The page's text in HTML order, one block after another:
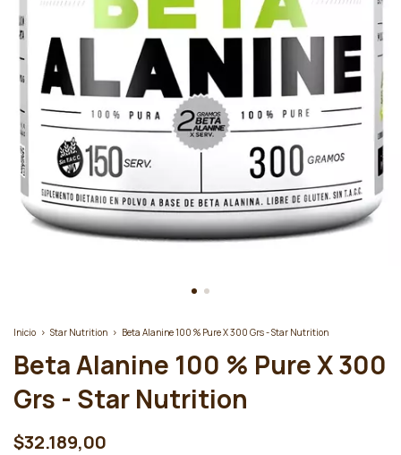
Inicio > Star Nutrition > Beta Alanine 100 % Pure X 300 Grs - Star Nutrition
Beta Alanine 100 % Pure X 300
Grs - Star Nutrition
$32.189,00